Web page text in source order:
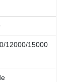
12000/15000